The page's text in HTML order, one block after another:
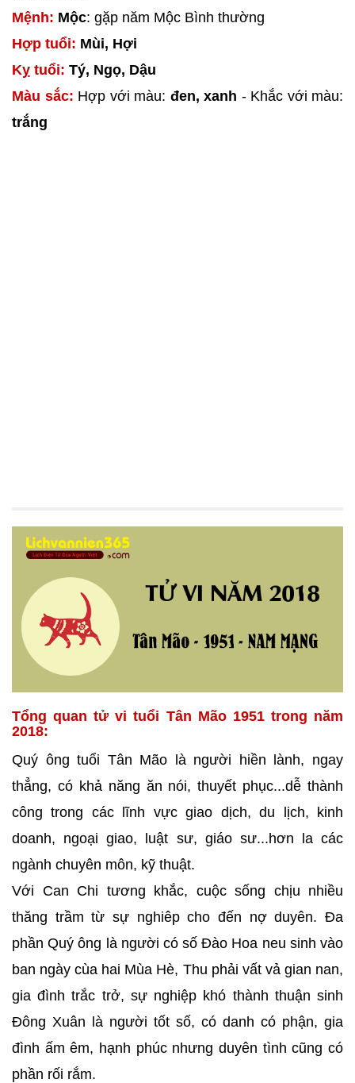
Mệnh: Mộc: gặp năm Mộc Bình thường
Hợp tuổi: Mùi, Hợi
Kỵ tuổi: Tý, Ngọ, Dậu
Màu sắc: Hợp với màu: đen, xanh - Khắc với màu:
trắng
Tổng quan tử vi tuổi Tân Mão 1951 trong năm
2018:
Quý ông tuổi Tân Mão là người hiền lành, ngay
thẳng, có khả năng ăn nói, thuyết phục...dễ thành
công trong các lĩnh vực giao dịch, du lịch, kinh
doanh, ngoại giao, luật sư, giáo sư...hơn la các
ngành chuyên môn, kỹ thuật.
Với Can Chi tương khắc, cuộc sống chịu nhiều
thăng trầm từ sự nghiêp cho đến nợ duyên. Đa
phần Quý ông là người có số Đào Hoa neu sinh vào
ban ngày cùa hai Mùa Hè, Thu phải vất vả gian nan,
gia đình trắc trở, sự nghiệp khó thành thuận sinh
Đông Xuân là người tốt số, có danh có phận, gia
đình ấm êm, hạnh phúc nhưng duyên tình cũng có
phần rối rắm.